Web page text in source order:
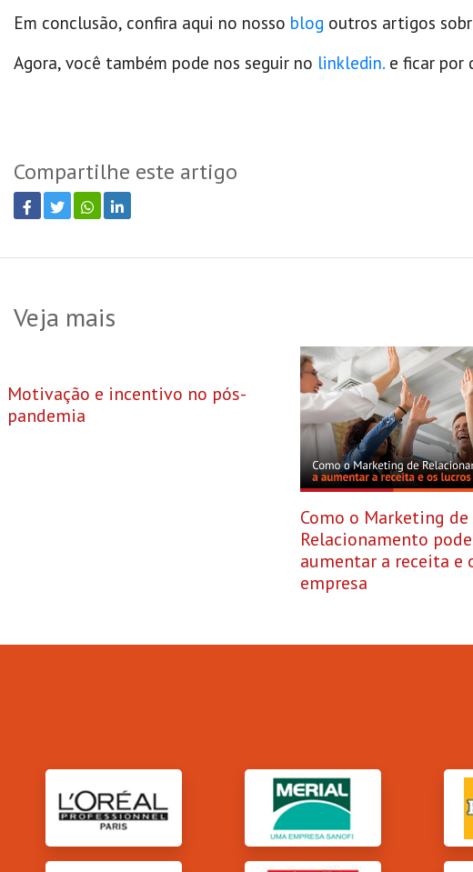
Em conclusão, confira aqui no nosso blog outros artigos
Agora, você também pode nos seguir no linkledin. e ficar por
Compartilhe este artigo
Veja mais
Motivação e incentivo no pós-
pandemia
Como o Marketing de
Relacionamento
aumentar a receita e
empresa